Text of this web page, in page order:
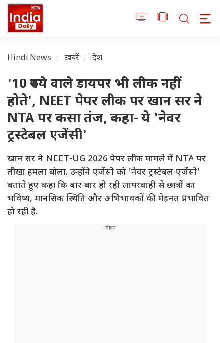
Hindi News ख़बरें देश
'10 रुपये वाले डायपर भी लीक नहीं
होते', NEET पेपर लीक पर खान सर ने
NTA पर कसा तंज, कहा- ये 'नेवर
ट्रस्टेबल एजेंसी'
खान सर ने NEET-UG 2026 पेपर लीक मामले में NTA पर
तीखा हमला बोला. उन्होंने एजेंसी को 'नेवर ट्रस्टेबल एजेंसी'
बताते हुए कहा कि बार-बार हो रही लापरवाही से छात्रों का
भविष्य, मानसिक स्थिति और अभिभावकों की मेहनत प्रभावित
हो रही है.